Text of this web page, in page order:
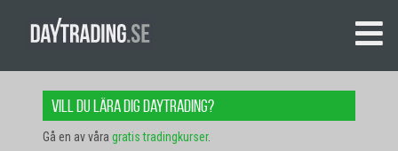
Vill du lära dig daytrading?
Gå en av våra gratis tradingkurser.